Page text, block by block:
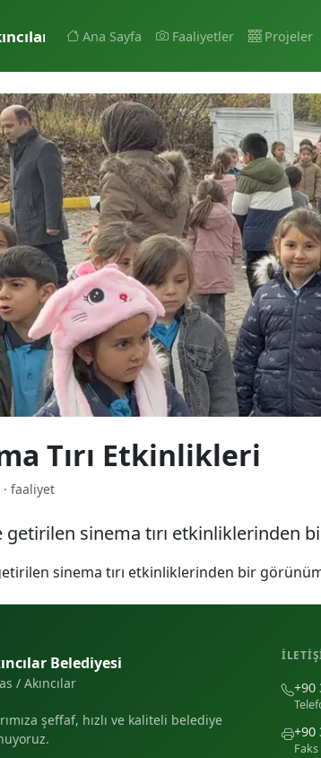
Belediyesi
Ana Sayfa Faaliyetler Projeler
Tırı Etkinlikleri
faaliyet
getirilen sinema tırı etkinliklerinden
sinema tırı etkinliklerinden bir
Belediyesi
/ Akıncılar
şeffaf, hızlı ve kaliteli belediye
+90
+90
Faks